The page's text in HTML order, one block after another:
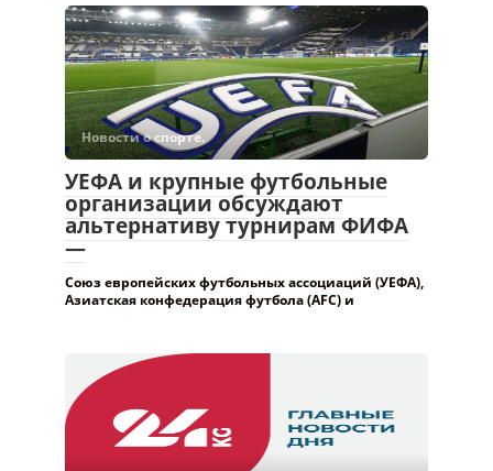
УЕФА и крупные футбольные
организации обсуждают
альтернативу турнирам ФИФА
—
Союз европейских футбольных ассоциаций (УЕФА),
Азиатская конфедерация футбола (AFC) и
Толобай уулу Илгиз назначен
вице-президентом
Международной федерации
кок-бору —